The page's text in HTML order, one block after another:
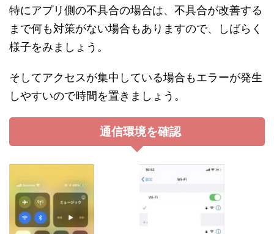
特にアプリ側の不具合の場合は、不具合が改善する
まで何も対策がない場合もありますので、しばらく
様子をみましょう。
そしてアクセスが集中している場合もエラーが発生
しやすいので時間を置きましょう。
通信環境を確認